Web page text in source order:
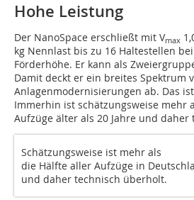
Hohe Leistung
Der NanoSpace erschließt mit Vmax
kg Nennlast bis zu 16 Haltestellen
Förderhöhe. Er kann als
Damit deckt er ein breites Spektrum
Anlagenmodernisierungen ab. Das
Immerhin ist schätzungsweise mehr
Aufzüge älter als 20 Jahre und
Schätzungsweise ist mehr als
die Hälfte aller Aufzüge in
und daher technisch überholt.